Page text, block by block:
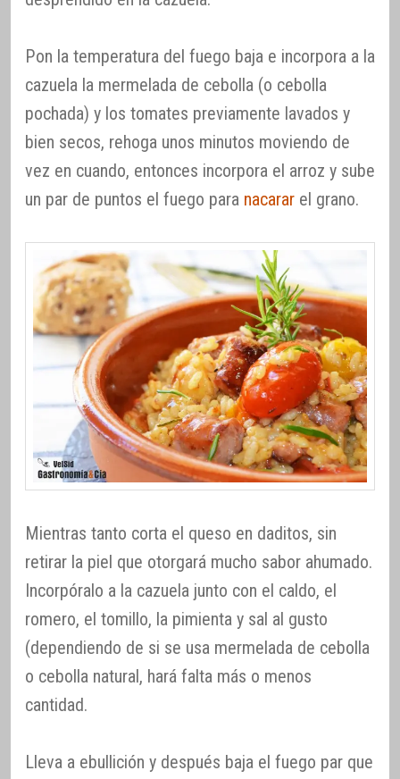
Pon la temperatura del fuego baja e incorpora a la
cazuela la mermelada de cebolla (o cebolla
pochada) y los tomates previamente lavados y
bien secos, rehoga unos minutos moviendo de
vez en cuando, entonces incorpora el arroz y sube
un par de puntos el fuego para nacarar el grano.
Mientras tanto corta el queso en daditos, sin
retirar la piel que otorgará mucho sabor ahumado.
Incorpóralo a la cazuela junto con el caldo, el
romero, el tomillo, la pimienta y sal al gusto
(dependiendo de si se usa mermelada de cebolla
o cebolla natural, hará falta más o menos
cantidad.
Lleva a ebullición y después baja el fuego par que